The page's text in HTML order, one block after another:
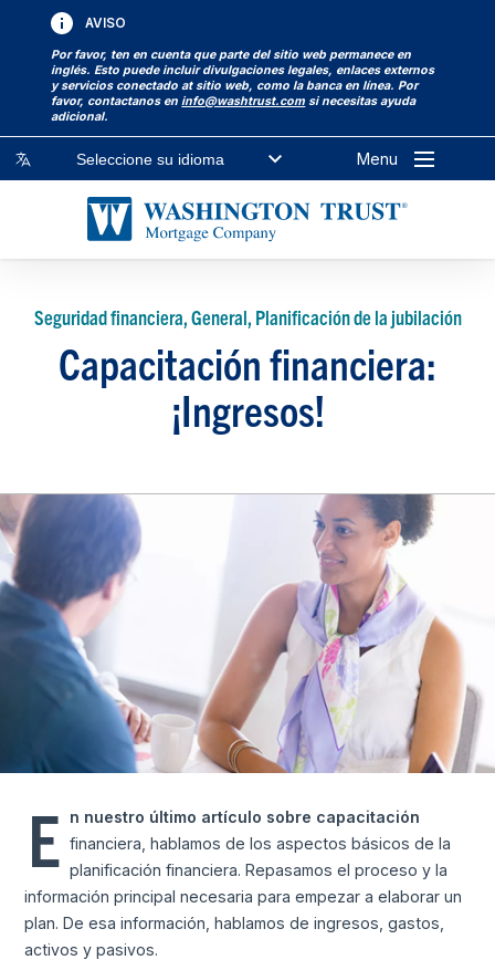
AVISO
Por favor, ten en cuenta que parte del sitio web permanece en
inglés. Esto puede incluir divulgaciones legales, enlaces externos
y servicios conectado at sitio web, como la banca en línea. Por
favor, contactanos eninfo@washtrust.com si necesitas ayuda
adicional.
Seleccione su idioma Menu
Seguridad financiera, General, Planificación de la jubilación
Capacitación financiera:
¡Ingresos!
E n nuestro último artículo sobre capacitación
financiera, hablamos de los aspectos básicos de la
planificación financiera. Repasamos el proceso y la
información principal necesaria para empezar a elaborar un
plan. De esa información, hablamos de ingresos, gastos,
activos y pasivos.